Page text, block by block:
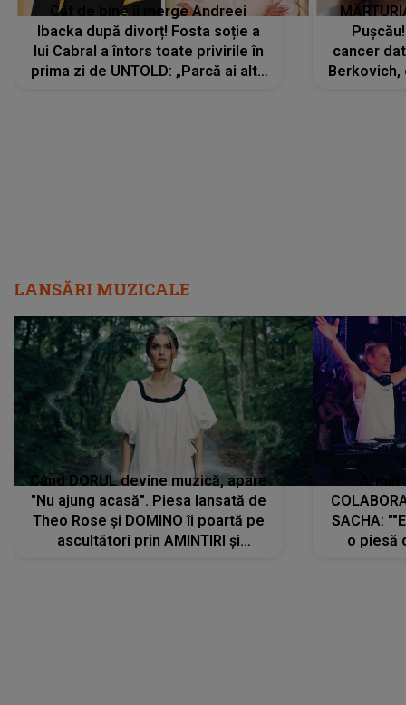
Cât de bine îi merge Andreei
Ibacka după divorț! Fosta soție a
lui Cabral a întors toate privirile în
prima zi de UNTOLD: „Parcă ai altă
cancer
Berkovich,
LANSĂRI MUZICALE
Când DORUL devine muzică, apare
"Nu ajung acasă". Piesa lansată de
Theo Rose și DOMINO îi poartă pe
ascultători prin AMINTIRI și
SACHA:
o piesă